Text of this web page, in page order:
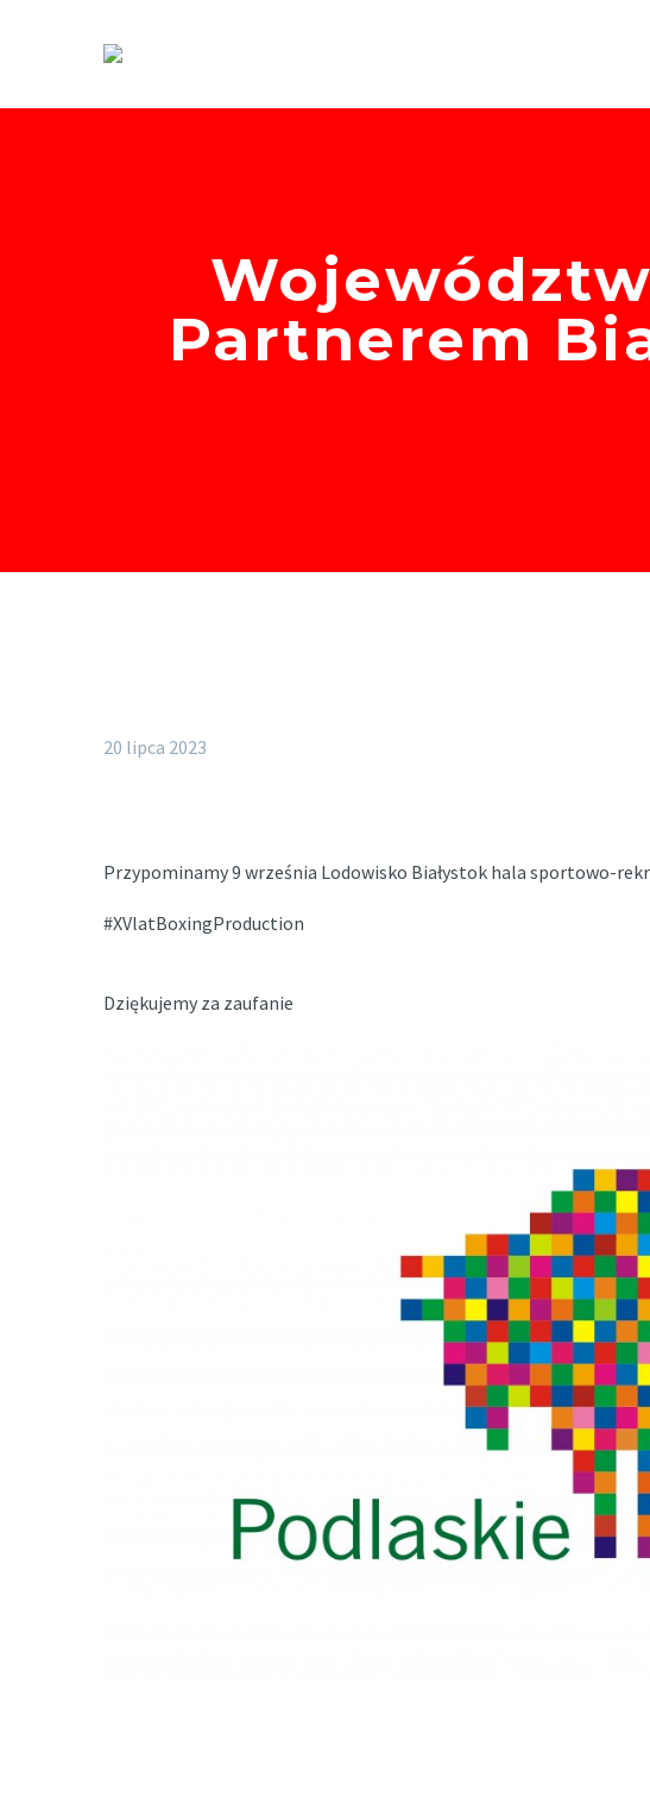
Partnerem
20 lipca 2023
Przypominamy 9 września Lodowisko Białystok hala sportowo-
#XVlatBoxingProduction
Dziękujemy za zaufanie